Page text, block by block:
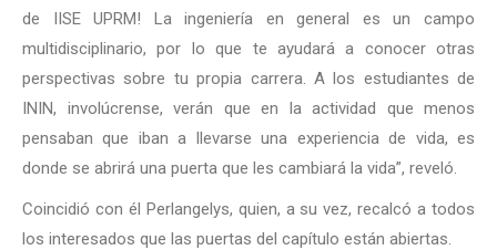
de IISE UPRM! La ingeniería en general es un campo
multidisciplinario, por lo que te ayudará a conocer otras
perspectivas sobre tu propia carrera. A los estudiantes de
ININ, involúcrense, verán que en la actividad que menos
pensaban que iban a llevarse una experiencia de vida, es
donde se abrirá una puerta que les cambiará la vida”, reveló.
Coincidió con él Perlangelys, quien, a su vez, recalcó a todos
los interesados que las puertas del capítulo están abiertas.